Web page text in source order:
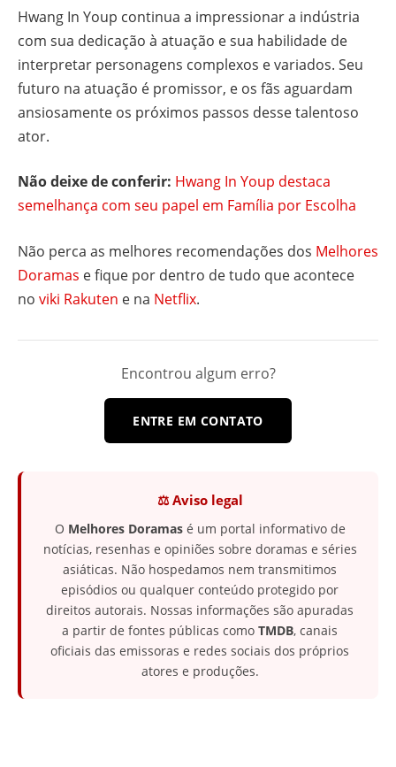
Hwang In Youp continua a impressionar a indústria
com sua dedicação à atuação e sua habilidade de
interpretar personagens complexos e variados. Seu
futuro na atuação é promissor, e os fãs aguardam
ansiosamente os próximos passos desse talentoso
ator.
Não deixe de conferir: Hwang In Youp destaca
semelhança com seu papel em Família por Escolha
Não perca as melhores recomendações dos Melhores
Doramas e fique por dentro de tudo que acontece
no viki Rakuten e na Netflix.
Encontrou algum erro?
ENTRE EM CONTATO
⚖️ Aviso legal
O Melhores Doramasé um portal informativo de
notícias, resenhas e opiniões sobre doramas e séries
asiáticas. Não hospedamos nem transmitimos
episódios ou qualquer conteúdo protegido por
direitos autorais. Nossas informações são apuradas
a partir de fontes públicas como TMDB, canais
oficiais das emissoras e redes sociais dos próprios
atores e produções.